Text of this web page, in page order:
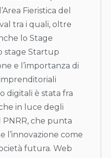
Fieristica del
tra i quali, oltre
lo Stage
stage Startup
e l’importanza di
digitali è stata fra
in luce degli
che punta
l’innovazione come
futura. Web